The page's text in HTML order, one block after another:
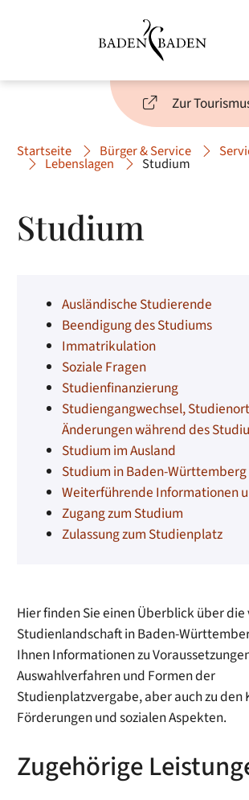
Zur
Startseite Bürger & Service
Lebenslagen Studium
Studium
Ausländische Studierende
Beendigung des Studiums
Immatrikulation
Soziale Fragen
Studienfinanzierung
Studiengangwechsel,
Änderungen während des
Studium im Ausland
Studium in Baden-Württemberg
Weiterführende Informationen
Zugang zum Studium
Zulassung zum Studienplatz
Hier finden Sie einen Überblick über
Studienlandschaft in Baden-
Ihnen Informationen zu
Auswahlverfahren und Formen der
Studienplatzvergabe, aber auch zu den
Förderungen und sozialen Aspekten.
Zugehörige